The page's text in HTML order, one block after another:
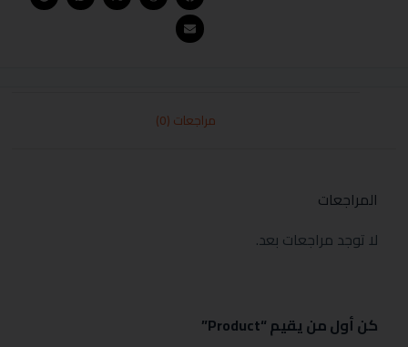
مراجعات (0)
المراجعات
لا توجد مراجعات بعد.
كن أول من يقيم “Product”